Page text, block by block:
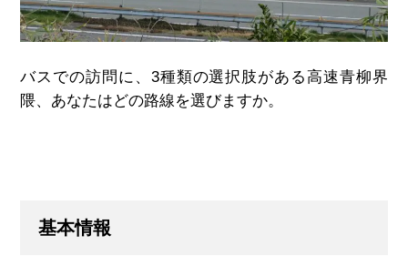
バスでの訪問に、 3種類の選択肢がある高速青柳界
隈、あなたはどの路線を選びますか。
基本情報